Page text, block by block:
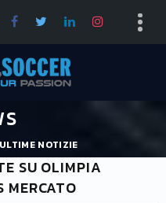
ULTIME NOTIZIE
SU OLIMPIA
MERCATO